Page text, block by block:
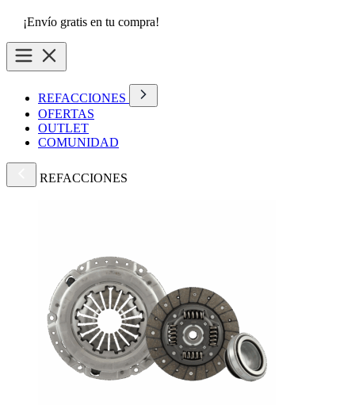
¡Envío gratis en tu compra!
REFACCIONES
OFERTAS
OUTLET
COMUNIDAD
REFACCIONES